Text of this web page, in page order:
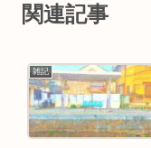
関連記事
雑記